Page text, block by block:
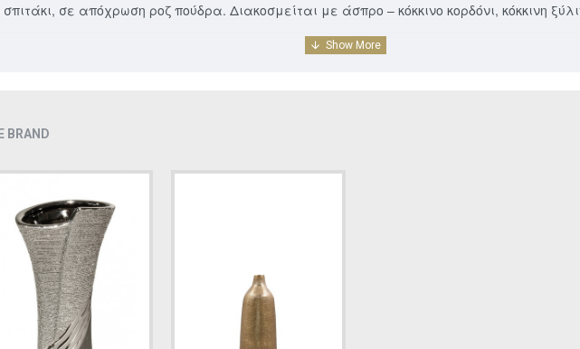
σε απόχρωση ροζ πούδρα. Διακοσμείται με άσπρο – κόκκινο κορδόνι, κόκκινη
BRAND